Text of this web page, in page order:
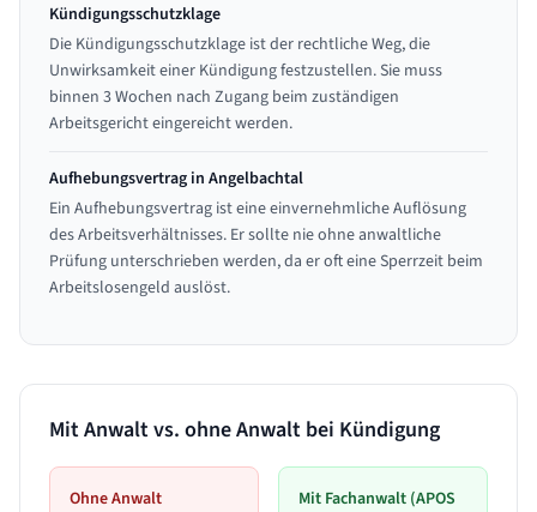
Kündigungsschutzklage
Die Kündigungsschutzklage ist der rechtliche Weg, die
Unwirksamkeit einer Kündigung festzustellen. Sie muss
binnen 3 Wochen nach Zugang beim zuständigen
Arbeitsgericht eingereicht werden.
Aufhebungsvertrag in Angelbachtal
Ein Aufhebungsvertrag ist eine einvernehmliche Auflösung
des Arbeitsverhältnisses. Er sollte nie ohne anwaltliche
Prüfung unterschrieben werden, da er oft eine Sperrzeit beim
Arbeitslosengeld auslöst.
Mit Anwalt vs. ohne Anwalt bei Kündigung
Ohne Anwalt
Mit Fachanwalt (APOS